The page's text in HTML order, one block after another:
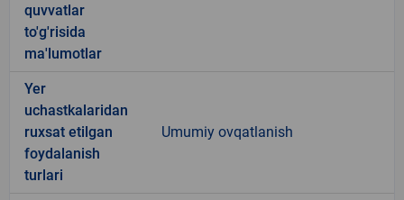
quvvatlar
to'g'risida
ma'lumotlar
Yer
uchastkalaridan
ruxsat etilgan
foydalanish
turlari
Umumiy ovqatlanish